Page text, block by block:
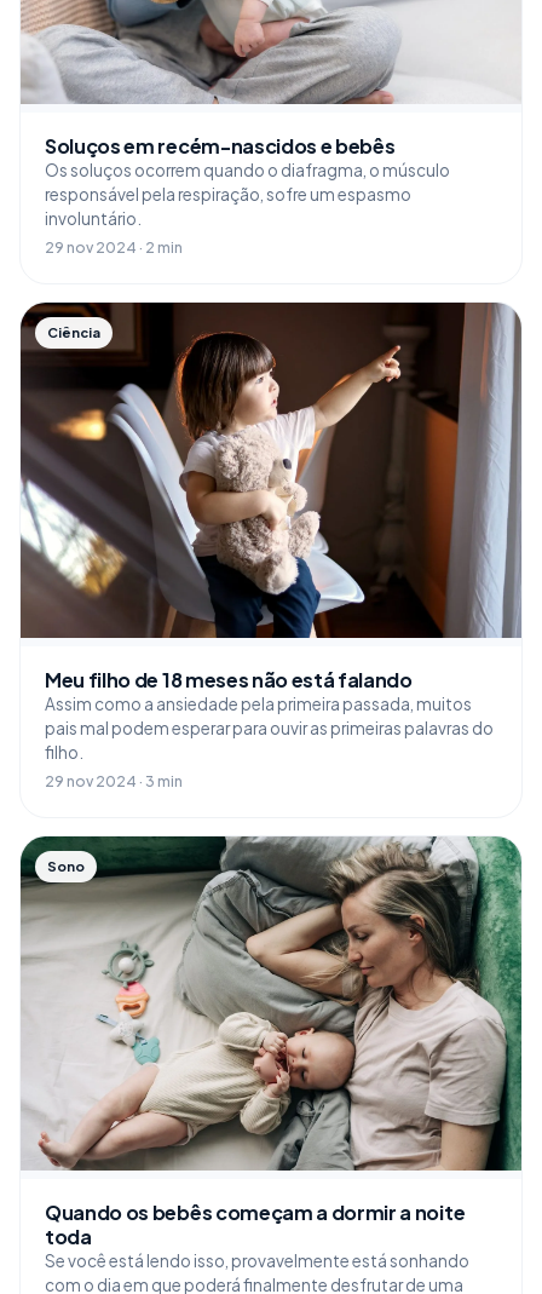
Soluços em recém-nascidos e bebês
Os soluços ocorrem quando o diafragma, o músculo
responsável pela respiração, sofre um espasmo
involuntário.
29 nov 2024 · 2 min
Ciência
Meu filho de 18 meses não está falando
Assim como a ansiedade pela primeira passada, muitos
pais mal podem esperar para ouvir as primeiras palavras do
filho.
29 nov 2024 · 3 min
Sono
Quando os bebês começam a dormir a noite
toda
Se você está lendo isso, provavelmente está sonhando
com o dia em que poderá finalmente desfrutar de uma